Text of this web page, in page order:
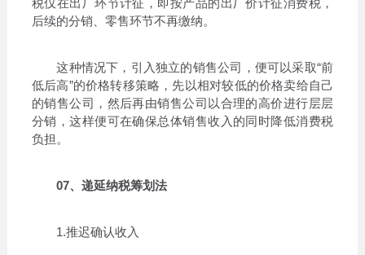
后续的分销、零售环节不再缴纳。
这种情况下，引入独立的销售公司，便可以采取“前
低后高”的价格转移策略，先以相对较低的价格卖给自己
的销售公司，然后再由销售公司以合理的高价进行层层
分销，这样便可在确保总体销售收入的同时降低消费税
负担。
07、递延纳税筹划法
1.推迟确认收入